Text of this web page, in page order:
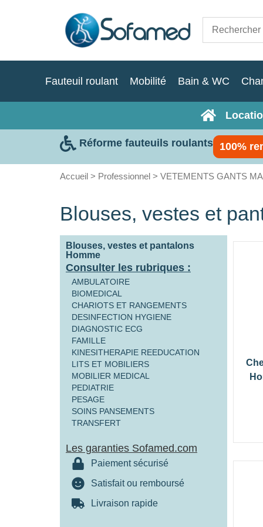
Fauteuil roulant Mobilité Bain & WC
Réforme fauteuils roulants 100%
Accueil > Professionnel > VETEMENTS GANTS
Blouses, vestes et
Blouses, vestes et pantalons
Homme
Consulter les rubriques :
AMBULATOIRE
BIOMEDICAL
CHARIOTS ET RANGEMENTS
DESINFECTION HYGIENE
DIAGNOSTIC ECG
FAMILLE
KINESITHERAPIE REEDUCATION
LITS ET MOBILIERS
MOBILIER MEDICAL
PEDIATRIE
PESAGE
SOINS PANSEMENTS
TRANSFERT
Les garanties Sofamed.com
Paiement sécurisé
Satisfait ou remboursé
Livraison rapide